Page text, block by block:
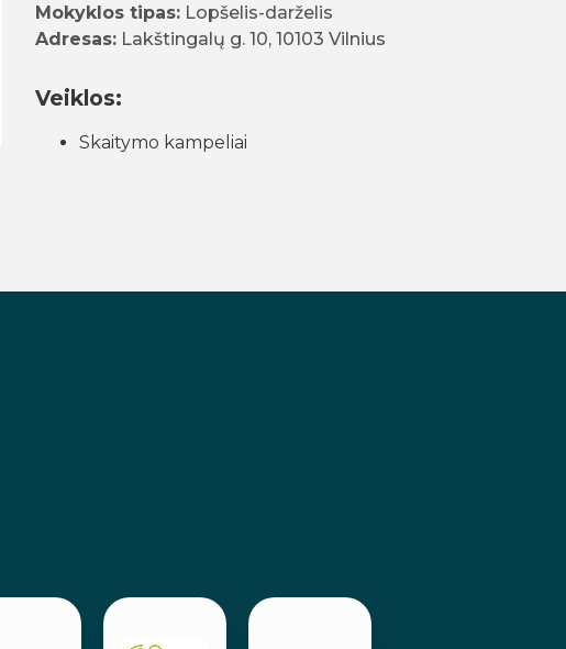
Mokyklos tipas:Lopšelis-darželis
Adresas:Lakštingalų g. 10, 10103 Vilnius
Veiklos:
Skaitymo kampeliai